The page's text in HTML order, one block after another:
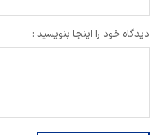
دیدگاه خود را اینجا بنویسید :